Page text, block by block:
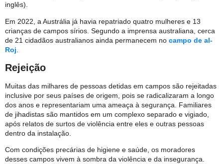
inglês).
Em 2022, a Austrália já havia repatriado quatro mulheres e 13
crianças de campos sírios. Segundo a imprensa australiana, cerca
de 21 cidadãos australianos ainda permanecem no campo de al-
Roj
Rejeição
Muitas das milhares de pessoas detidas em campos são rejeitadas
inclusive por seus países de origem, pois se radicalizaram a longo
dos anos e representariam uma ameaça à segurança. Familiares
de jihadistas são mantidos em um complexo separado e vigiado,
após relatos de surtos de violência entre eles e outras pessoas
dentro da instalação.
Com condições precárias de higiene e saúde, os moradores
desses campos vivem à sombra da violência e da insegurança.